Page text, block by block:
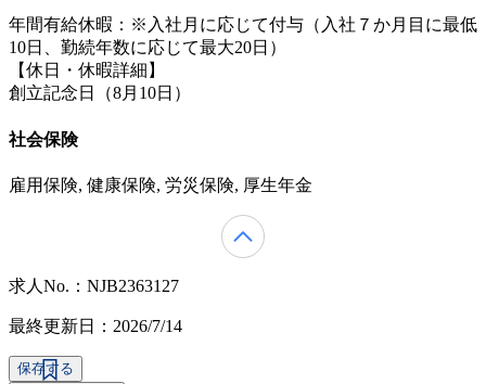
年間有給休暇：※入社月に応じて付与（入社７か月目に最低
10日、勤続年数に応じて最⼤20⽇）
【休日・休暇詳細】
創立記念日（8月10日）
社会保険
雇用保険, 健康保険, 労災保険, 厚生年金
求人No.：NJB2363127
最終更新日：2026/7/14
保存する